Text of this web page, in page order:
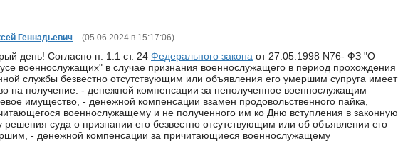
Геннадьевич (05.06.2024 в 15:17:06)
день! Согласно п. 1.1 ст. 24 Федерального закона от 27.05.1998 N76- ФЗ "О
военнослужащих" в случае признания военнослужащего в период прохождения
службы безвестно отсутствующим или объявления его умершим супруга имеет
на получение: - денежной компенсации за неполученное военнослужащим
имущество, - денежной компенсации взамен продовольственного пайка,
военнослужащему и не полученного им ко Дню вступления в законную
решения суда о признании его безвестно отсутствующим или об объявлении его
- денежной компенсации за причитающиеся военнослужащему